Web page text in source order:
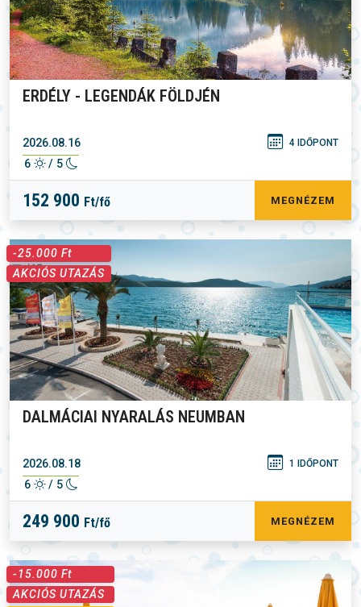
ERDÉLY - LEGENDÁK FÖLDJÉN
2026.08.16 4 IDŐPONT
6 / 5
152 900 Ft/fő MEGNÉZEM
-25.000 Ft
AKCIÓS UTAZÁS
DALMÁCIAI NYARALÁS NEUMBAN
2026.08.18 1 IDŐPONT
6 / 5
249 900 Ft/fő MEGNÉZEM
-15.000 Ft
AKCIÓS UTAZÁS